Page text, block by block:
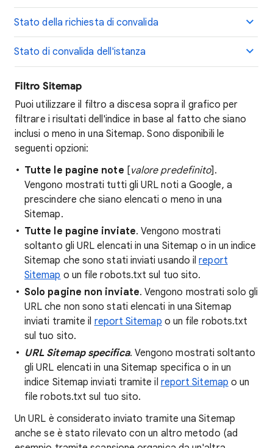
Stato della richiesta di convalida
Stato di convalida dell'istanza
Filtro Sitemap
Puoi utilizzare il filtro a discesa sopra il grafico per
filtrare i risultati dell'indice in base al fatto che siano
inclusi o meno in una Sitemap. Sono disponibili le
seguenti opzioni:
Tutte le pagine note [valore predefinito].
Vengono mostrati tutti gli URL noti a Google, a
prescindere che siano elencati o meno in una
Sitemap.
Tutte le pagine inviate. Vengono mostrati
soltanto gli URL elencati in una Sitemap o in un indice
Sitemap che sono stati inviati usando ilreport
Sitemap o un file robots.txt sul tuo sito.
Solo pagine non inviate. Vengono mostrati solo gli
URL che non sono stati elencati in una Sitemap
inviati tramite il report Sitemap o un file robots.txt
sul tuo sito.
URL Sitemap specifica. Vengono mostrati soltanto
gli URL elencati in una Sitemap specifica o in un
indice Sitemap inviati tramite il report Sitemap o un
file robots.txt sul tuo sito.
Un URL è considerato inviato tramite una Sitemap
anche se è stato rilevato con un altro metodo (ad